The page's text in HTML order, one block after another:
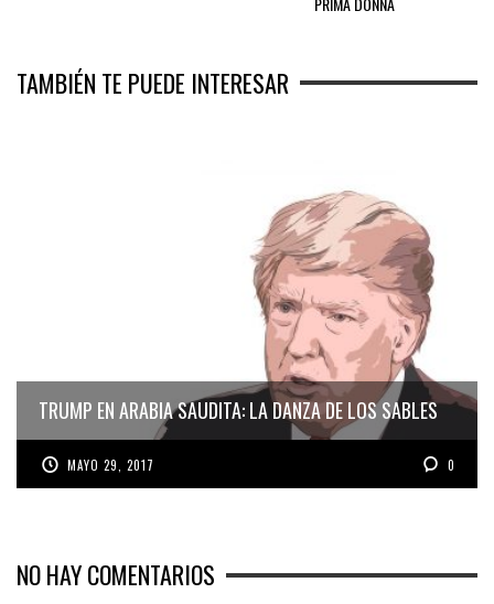
TAMBIÉN TE PUEDE INTERESAR
TRUMP EN ARABIA SAUDITA: LA DANZA DE LOS SABLES
MAYO 29, 2017 0
NO HAY COMENTARIOS